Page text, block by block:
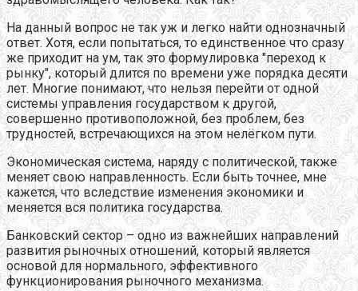
На данный вопрос не так уж и легко найти однозначный
ответ. Хотя, если попытаться, то единственное что сразу
же приходит на ум, так это формулировка "переход к
рынку", который длится по времени уже порядка десяти
лет. Многие понимают, что нельзя перейти от одной
системы управления государством к другой,
совершенно противоположной, без проблем, без
трудностей, встречающихся на этом нелёгком пути.
Экономическая система, наряду с политической, также
меняет свою направленность. Если быть точнее, мне
кажется, что вследствие изменения экономики и
меняется вся политика государства.
Банковский сектор – одно из важнейших направлений
развития рыночных отношений, который является
основой для нормального, эффективного
функционирования рыночного механизма.